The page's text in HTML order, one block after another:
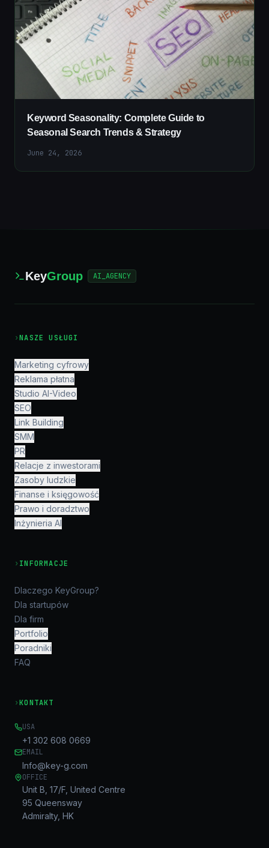
Keyword Seasonality: Complete Guide to
Seasonal Search Trends & Strategy
June 24, 2026
KeyGroup AI_AGENCY
›NASZE USŁUGI
Marketing cyfrowy
Reklama płatna
Studio AI-Video
SEO
Link Building
SMM
PR
Relacje z inwestorami
Zasoby ludzkie
Finanse i księgowość
Prawo i doradztwo
Inżynieria AI
› INFORMACJE
Dlaczego KeyGroup?
Dla startupów
Dla firm
Portfolio
Poradniki
FAQ
›KONTAKT
USA
+1 302 608 0669
EMAIL
Info@key-g.com
OFFICE
Unit B, 17/F, United Centre
95 Queensway
Admiralty, HK